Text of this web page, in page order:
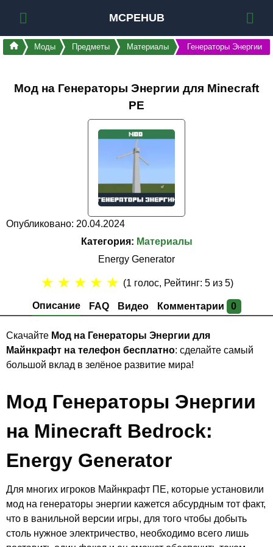
MCPEHUB
Моды Предметы Материалы Генераторы Энергии
Мод на Генераторы Энергии для Minecraft
PE
Опубликовано: 20.04.2024
Категория: Материалы
Energy Generator
Описание FAQ Видео Комментарии 0
★ ★ ★ ★ ★ (1 голос, Рейтинг:5 из 5)
Скачайте Мод на Генераторы Энергии для
Майнкрафт на телефон бесплатно: сделайте самый
большой вклад в зелёное развитие мира!
Мод Генераторы Энергии
на Minecraft Bedrock:
Energy Generator
Для многих игроков Майнкрафт ПЕ, которые установили
мод на генераторы энергии кажется абсурдным тот факт,
что в ванильной версии игры, для того чтобы добыть
столь нужное электричество, необходимо всего лишь